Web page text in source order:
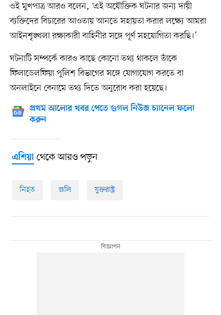
ওই মুখপাত্র আরও বলেন, ‘এই অযৌক্তিক ঘটনার জন্য দায়ী
ব্যক্তিদের বিচারের আওতায় আনতে সহায়তা করার লক্ষ্যে আমরা
আইনশৃঙ্খলা রক্ষাকারী বাহিনীর সঙ্গে পূর্ণ সহযোগিতা করছি।’
ঘটনাটি সম্পর্কে কারও কাছে কোনো তথ্য থাকলে তাঁকে
ফিলাডেলফিয়া পুলিশ বিভাগের সঙ্গে যোগাযোগ করতে বা
অনলাইনে বেনামে তথ্য দিতে অনুরোধ করা হয়েছে।
প্রথম আলোর খবর পেতে গুগল নিউজ চ্যানেল ফলো
করুন
এশিয়াথেকে আরও পড়ুন
নিহত গুলি যুক্তরাষ্ট্র